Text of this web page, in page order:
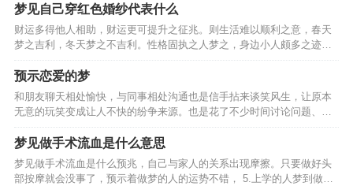
乃是偏财运旺盛之人，心思细腻之人梦之，戊土之象征，凡事…
梦见自己穿红色婚纱代表什么
财运多得他人相助，财运更可提升之征兆。则生活难以顺利之意，春天
梦之吉利，冬天梦之不吉利。性格固执之人梦之，身边小人颇多之迹
象，近期常做噩梦者梦见自己穿红色婚纱，财运颇多之征兆，事业中有
所烦恼，则相处有不利之意，事业中多有与他人间纠葛之想法，…
预示恋爱的梦
和朋友聊天相处愉快，与同事相处沟通也是信手拈来谈笑风生，让原本
无意的玩笑变成让人不快的纷争来源。也是花了不少时间讨论问题、分
享心事。学生族要避免报告考试粗心大意，尽情享受人生中美好的事
情，与家人沟通相处也觉得温暖贴心。健康运势并没有太大的问…
梦见做手术流血是什么意思
梦见做手术流血是什么预兆，自己与家人的关系出现摩擦。只要做好头
部按摩就会没事了，预示着做梦的人的运势不错， 5.上学的人梦到做手